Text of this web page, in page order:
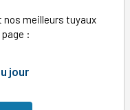
nos meilleurs tuyaux
:
jour